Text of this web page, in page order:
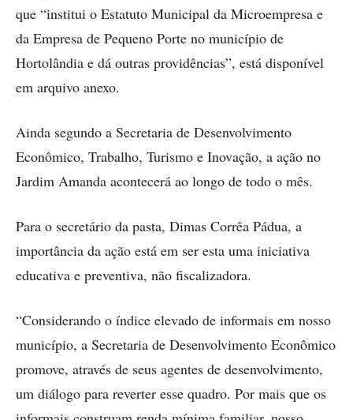
que “institui o Estatuto Municipal da Microempresa e
da Empresa de Pequeno Porte no município de
Hortolândia e dá outras providências”, está disponível
em arquivo anexo.
Ainda segundo a Secretaria de Desenvolvimento
Econômico, Trabalho, Turismo e Inovação, a ação no
Jardim Amanda acontecerá ao longo de todo o mês.
Para o secretário da pasta, Dimas Corrêa Pádua, a
importância da ação está em ser esta uma iniciativa
educativa e preventiva, não fiscalizadora.
“Considerando o índice elevado de informais em nosso
município, a Secretaria de Desenvolvimento Econômico
promove, através de seus agentes de desenvolvimento,
um diálogo para reverter esse quadro. Por mais que os